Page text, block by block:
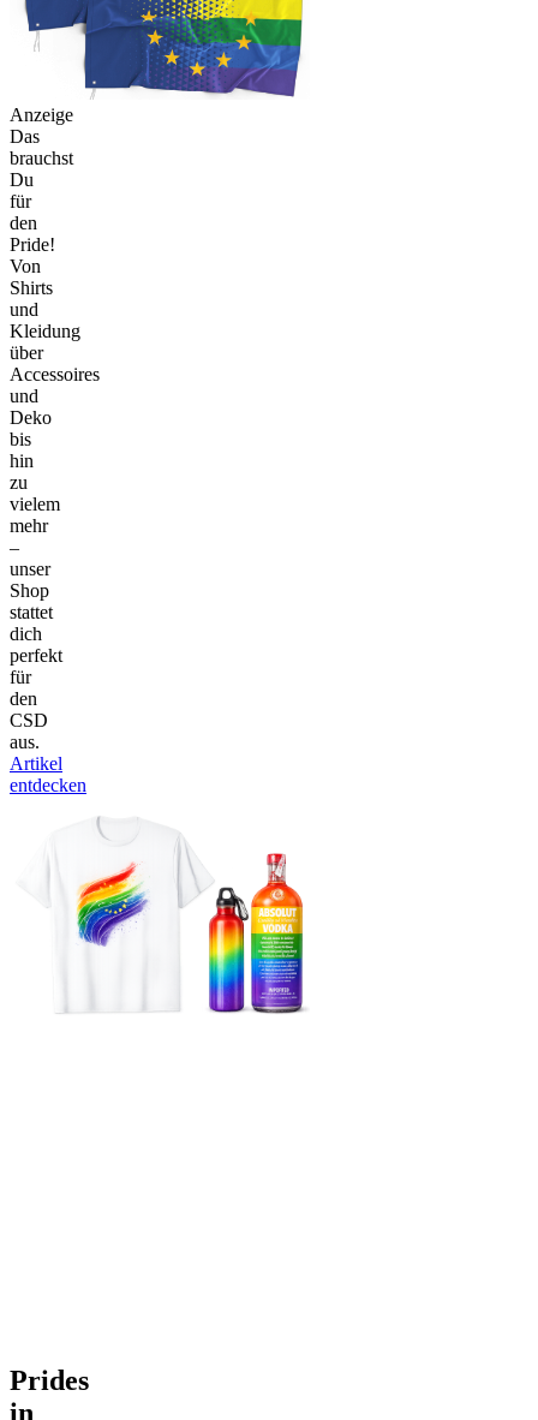
Anzeige
Das
brauchst
Du
für
den
Pride!
Von
Shirts
und
Kleidung
über
Accessoires
und
Deko
bis
hin
zu
vielem
mehr
–
unser
Shop
stattet
dich
perfekt
für
den
CSD
aus.
Artikel
entdecken
Prides
in